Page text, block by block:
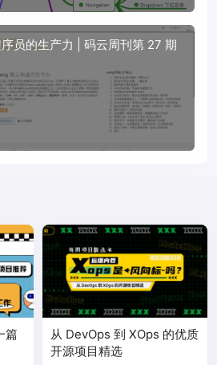
代码生成器：提升程序员的生产力 | 码云周刊第 27 期
篇
从 DevOps 到 XOps 的优质
开源项目精选